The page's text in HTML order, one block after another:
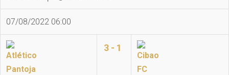
07/08/2022 06:00
3 - 1